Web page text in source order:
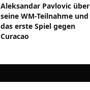
Aleksandar Pavlovic über
seine WM-Teilnahme und
das erste Spiel gegen
Curacao